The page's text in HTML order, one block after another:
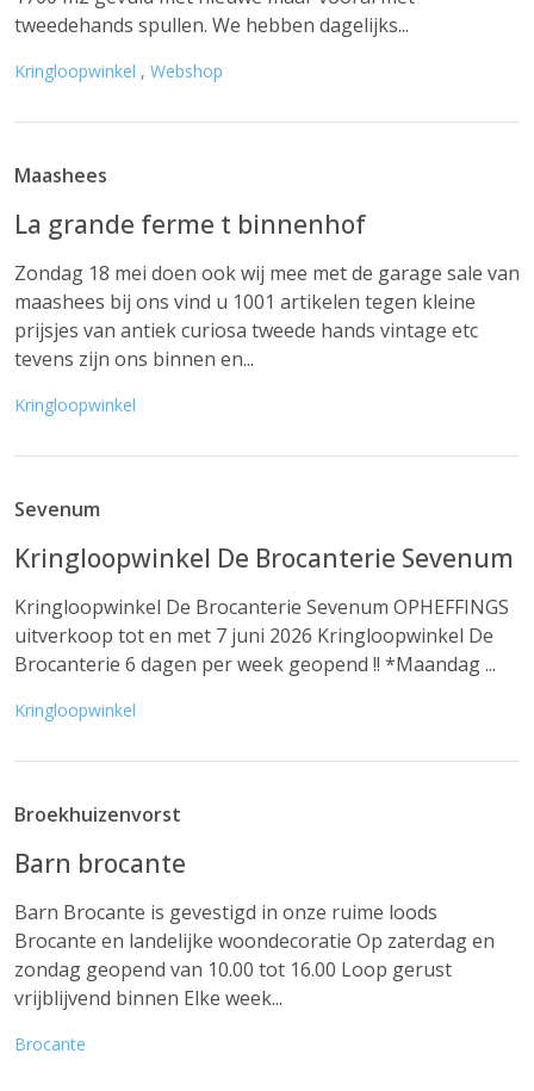
tweedehands spullen. We hebben dagelijks...
Kringloopwinkel , Webshop
Maashees
La grande ferme t binnenhof
Zondag 18 mei doen ook wij mee met de garage sale van
maashees bij ons vind u 1001 artikelen tegen kleine
prijsjes van antiek curiosa tweede hands vintage etc
tevens zijn ons binnen en...
Kringloopwinkel
Sevenum
Kringloopwinkel De Brocanterie Sevenum
Kringloopwinkel De Brocanterie Sevenum OPHEFFINGS
uitverkoop tot en met 7 juni 2026 Kringloopwinkel De
Brocanterie 6 dagen per week geopend !! *Maandag ...
Kringloopwinkel
Broekhuizenvorst
Barn brocante
Barn Brocante is gevestigd in onze ruime loods
Brocante en landelijke woondecoratie Op zaterdag en
zondag geopend van 10.00 tot 16.00 Loop gerust
vrijblijvend binnen Elke week...
Brocante